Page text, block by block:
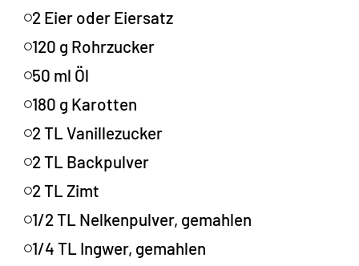
2 Eier oder Eiersatz
120 g Rohrzucker
50 ml Öl
180 g Karotten
2 TL Vanillezucker
2 TL Backpulver
2 TL Zimt
1/2 TL Nelkenpulver, gemahlen
1/4 TL Ingwer, gemahlen